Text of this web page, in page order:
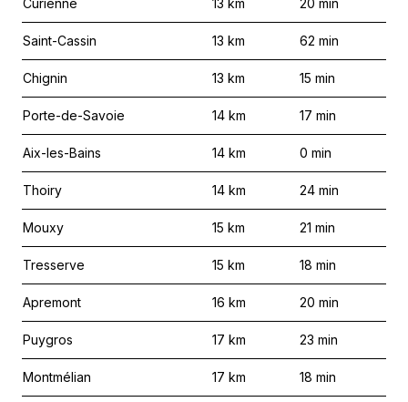
Curienne 13 km 20 min
Saint-Cassin 13 km 62 min
Chignin 13 km 15 min
Porte-de-Savoie 14 km 17 min
Aix-les-Bains 14 km 0 min
Thoiry 14 km 24 min
Mouxy 15 km 21 min
Tresserve 15 km 18 min
Apremont 16 km 20 min
Puygros 17 km 23 min
Montmélian 17 km 18 min